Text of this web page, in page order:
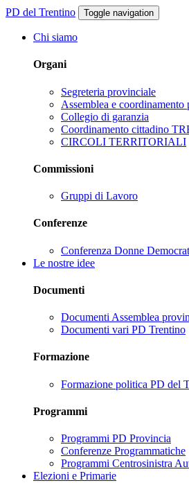
PD del Trentino Toggle navigation
Chi siamo
Organi
Segreteria provinciale
Assemblea e coordinamento
Collegio di garanzia
Coordinamento cittadino
CIRCOLI TERRITORIALI
Commissioni
Gruppi di Lavoro
Conferenze
Conferenza Donne
Le nostre idee
Documenti
Documenti Assemblea
Documenti vari PD Trentino
Formazione
Formazione politica PD del
Programmi
Programmi PD Provincia
Conferenze Programmatiche
Programmi Centrosinistra
Elezioni e Primarie